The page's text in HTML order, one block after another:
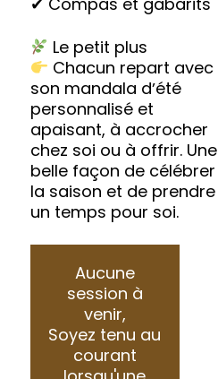
Le petit plus
Chacun repart avec
son mandala dʼété
personnalisé et
apaisant, à accrocher
chez soi ou à offrir. Une
belle façon de célébrer
la saison et de prendre
un temps pour soi.
Aucune
session à
venir,
Soyez tenu au
courant